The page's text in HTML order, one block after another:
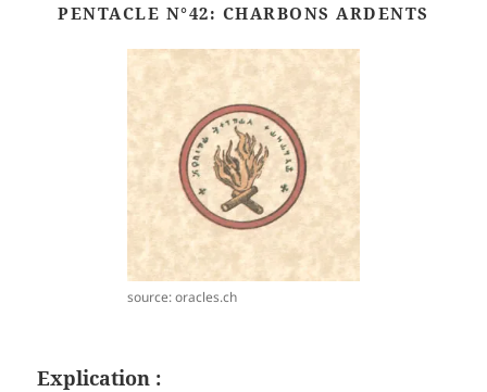
PENTACLE N°42: CHARBONS ARDENTS
source: oracles.ch
Explication :